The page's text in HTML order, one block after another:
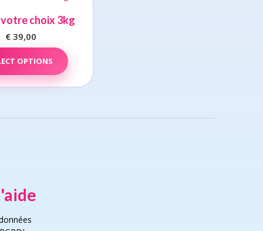
choix 3kg
€39,00
OPTIONS